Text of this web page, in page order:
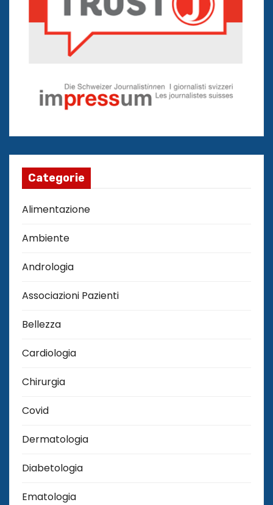
Categorie
Alimentazione
Ambiente
Andrologia
Associazioni Pazienti
Bellezza
Cardiologia
Chirurgia
Covid
Dermatologia
Diabetologia
Ematologia